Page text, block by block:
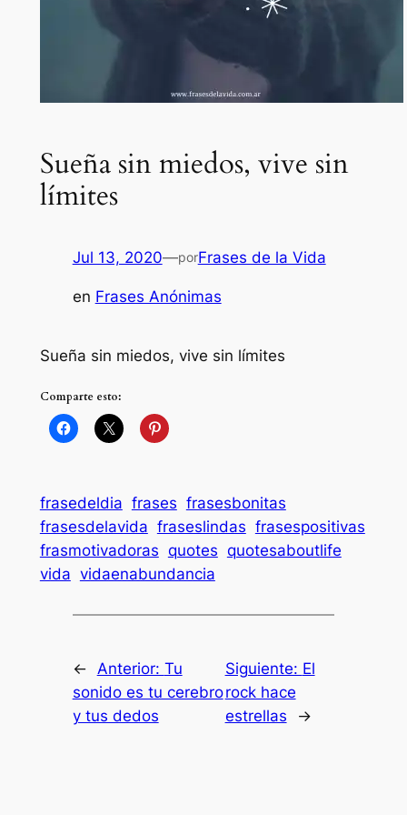
Sueña sin miedos, vive sin
límites
Jul 13, 2020—porFrases de la Vida
en Frases Anónimas
Sueña sin miedos, vive sin límites
Comparte esto:
frasedeldia frases frasesbonitas
frasesdelavida fraseslindas frasespositivas
frasmotivadoras quotes quotesaboutlife
vida vidaenabundancia
← Anterior: Tu
sonido es tu cerebro
y tus dedos
Siguiente: El
rock hace
estrellas
→